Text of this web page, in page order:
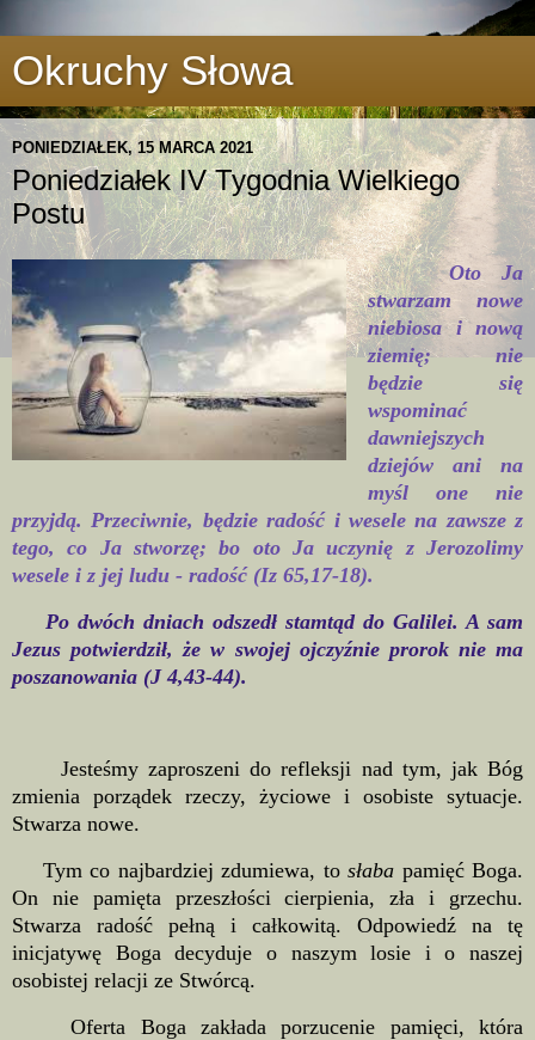
Okruchy Słowa
PONIEDZIAŁEK, 15 MARCA 2021
Poniedziałek IV Tygodnia Wielkiego
Postu
Oto Ja
stwarzam nowe
niebiosa i nową
ziemię; nie
będzie się
wspominać
dawniejszych
dziejów ani na
myśl one nie
przyjdą. Przeciwnie, będzie radość i wesele na zawsze z
tego, co Ja stworzę; bo oto Ja uczynię z Jerozolimy
wesele i z jej ludu - radość (Iz 65,17-18).
Po dwóch dniach odszedł stamtąd do Galilei. A sam
Jezus potwierdził, że w swojej ojczyźnie prorok nie ma
poszanowania (J 4,43-44).
Jesteśmy zaproszeni do refleksji nad tym, jak Bóg
zmienia porządek rzeczy, życiowe i osobiste sytuacje.
Stwarza nowe.
Tym co najbardziej zdumiewa, tosłaba pamięć Boga.
On nie pamięta przeszłości cierpienia, zła i grzechu.
Stwarza radość pełną i całkowitą. Odpowiedź na tę
inicjatywę Boga decyduje o naszym losie i o naszej
osobistej relacji ze Stwórcą.
Oferta Boga zakłada porzucenie pamięci, która